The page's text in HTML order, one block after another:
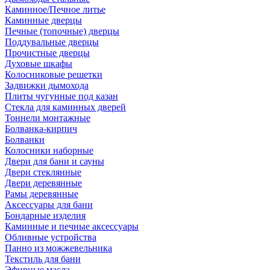
Каминное/Печное литье
Каминные дверцы
Печные (топочные) дверцы
Поддувальные дверцы
Прочистные дверцы
Духовые шкафы
Колосниковые решетки
Задвижки дымохода
Плиты чугунные под казан
Стекла для каминных дверей
Тоннели монтажные
Болванка-кирпич
Болванки
Колосники наборные
Двери для бани и сауны
Двери стеклянные
Двери деревянные
Рамы деревянные
Аксессуары для бани
Бондарные изделия
Каминные и печные аксессуары
Обливные устройства
Панно из можжевельника
Текстиль для бани